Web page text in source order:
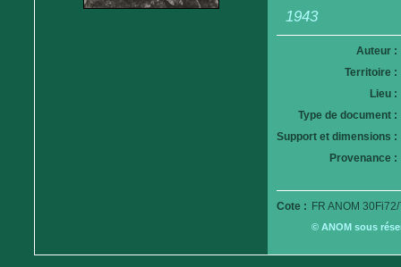
1943
Auteur :
Territoire :
Lieu :
Type de document :
Support et dimensions :
Provenance :
Cote : FR ANOM
© ANOM sous